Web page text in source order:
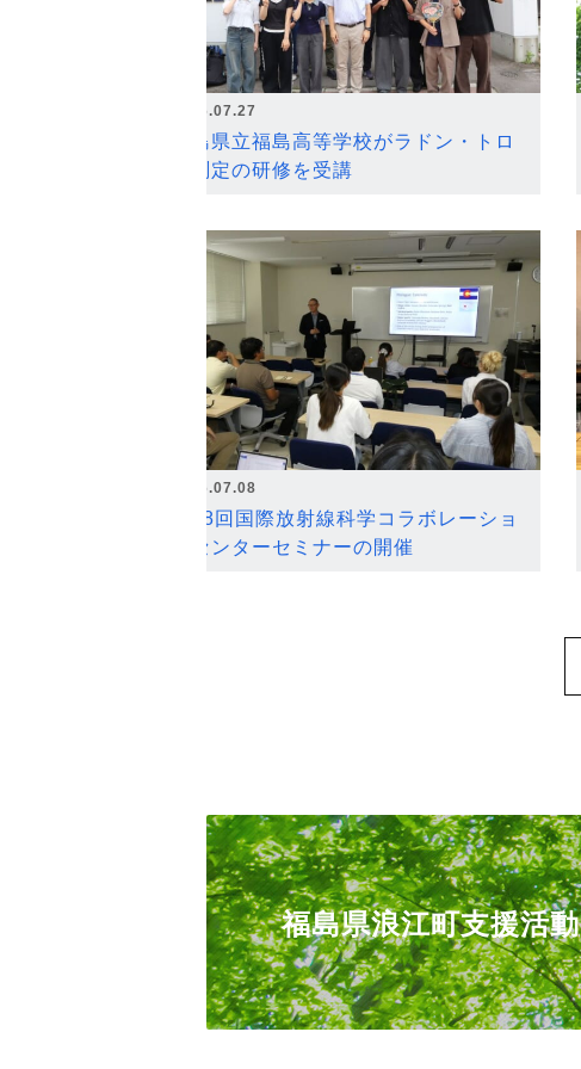
2026.07.27
福島県立福島高等学校がラドン・トロ
ン測定の研修を受講
2026.07.08
第18回国際放射線科学コラボレーショ
ンセンターセミナーの開催
福島県浪江町支援活動